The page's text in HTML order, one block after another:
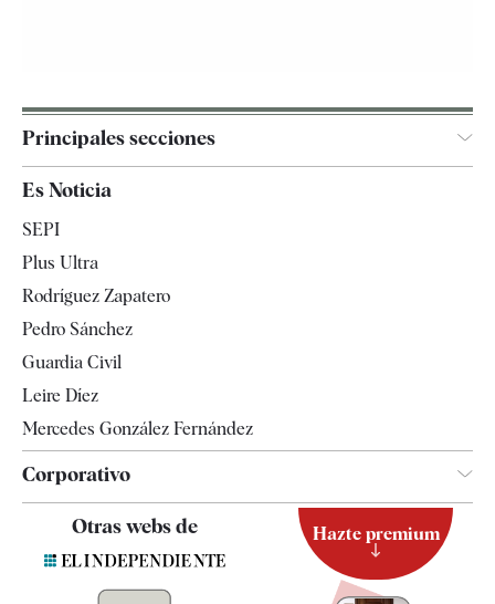
Principales secciones
Televisión
Es Noticia
SEPI
Plus Ultra
Rodríguez Zapatero
Pedro Sánchez
Guardia Civil
Leire Díez
Mercedes González Fernández
Corporativo
Otras webs de Hazte premium